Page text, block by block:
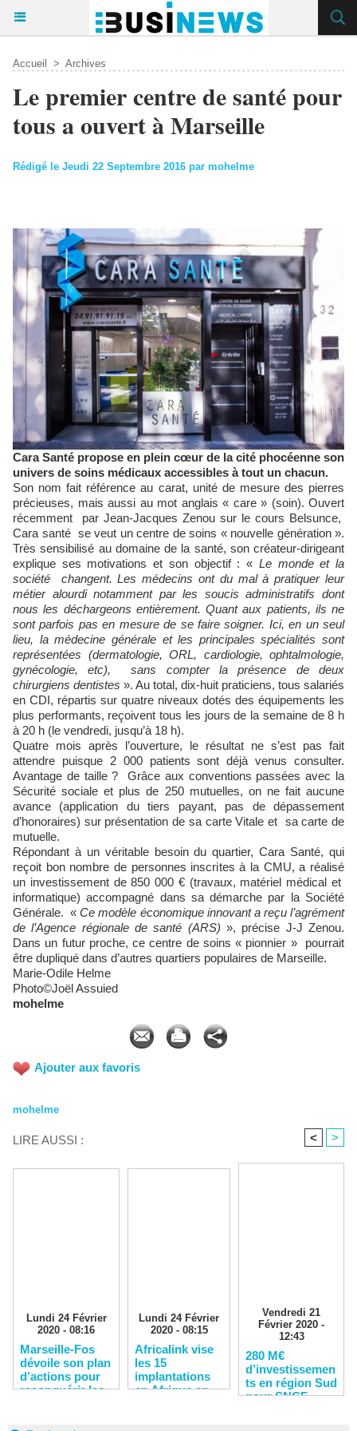
Accueil > Archives
Le premier centre de santé pour
tous a ouvert à Marseille
Rédigé le Jeudi 22 Septembre 2016 par mohelme
Cara Santé propose en plein cœur de la cité phocéenne son
univers de soins médicaux accessibles à tout un chacun.
Son nom fait référence au carat, unité de mesure des pierres
précieuses, mais aussi au mot anglais « care » (soin). Ouvert
récemment par Jean-Jacques Zenou sur le cours Belsunce,
Cara santé se veut un centre de soins « nouvelle génération ».
Très sensibilisé au domaine de la santé, son créateur-dirigeant
explique ses motivations et son objectif : « Le monde et la
société changent. Les médecins ont du mal à pratiquer leur
métier alourdi notamment par les soucis administratifs dont
nous les déchargeons entièrement. Quant aux patients, ils ne
sont parfois pas en mesure de se faire soigner. Ici, en un seul
lieu, la médecine générale et les principales spécialités sont
représentées (dermatologie, ORL, cardiologie, ophtalmologie,
gynécologie, etc), sans compter la présence de deux
chirurgiens dentistes ». Au total, dix-huit praticiens, tous salariés
en CDI, répartis sur quatre niveaux dotés des équipements les
plus performants, reçoivent tous les jours de la semaine de 8 h
à 20 h (le vendredi, jusqu’à 18 h).
Quatre mois après l’ouverture, le résultat ne s’est pas fait
attendre puisque 2 000 patients sont déjà venus consulter.
Avantage de taille ? Grâce aux conventions passées avec la
Sécurité sociale et plus de 250 mutuelles, on ne fait aucune
avance (application du tiers payant, pas de dépassement
d’honoraires) sur présentation de sa carte Vitale et sa carte de
mutuelle.
Répondant à un véritable besoin du quartier, Cara Santé, qui
reçoit bon nombre de personnes inscrites à la CMU, a réalisé
un investissement de 850 000 € (travaux, matériel médical et
informatique) accompagné dans sa démarche par la Société
Générale. «Ce modèle économique innovant a reçu l’agrément
de l’Agence régionale de santé (ARS) », précise J-J Zenou.
Dans un futur proche, ce centre de soins « pionnier » pourrait
être dupliqué dans d’autres quartiers populaires de Marseille.
Marie-Odile Helme
Photo©Joël Assuied
mohelme
Ajouter aux favoris
mohelme
LIRE AUSSI : < >
Lundi 24 Février
2020 - 08:16
Marseille-Fos
dévoile son plan
d’actions pour
reconquérir les
Lundi 24 Février
2020 - 08:15
Africalink vise
les 15
implantations
en Afrique en
Vendredi 21
Février 2020 -
12:43
280 M€
d’investissemen
ts en région Sud
pour SNCF